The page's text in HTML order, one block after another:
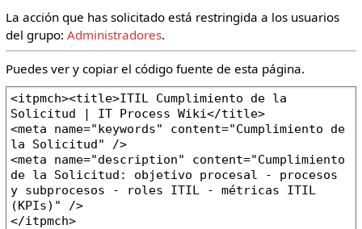
La acción que has solicitado está restringida a los usuarios
del grupo: Administradores.
Puedes ver y copiar el código fuente de esta página.